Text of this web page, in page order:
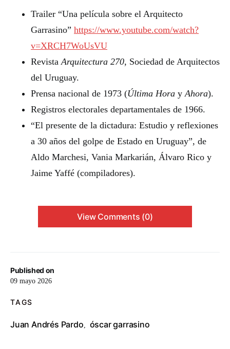
Published on
09 mayo 2026
TAGS
Juan Andrés Pardo óscar garrasino
Trailer “Una película sobre el Arquitecto
Garrasino” https://www.youtube.com/watch?
v=XRCH7WoUsVU
Revista Arquitectura 270, Sociedad de Arquitectos
del Uruguay.
Prensa nacional de 1973 (Última Hora y Ahora).
Registros electorales departamentales de 1966.
“El presente de la dictadura: Estudio y reflexiones
a 30 años del golpe de Estado en Uruguay”, de
Aldo Marchesi, Vania Markarián, Álvaro Rico y
Jaime Yaffé (compiladores).
View Comments (0)